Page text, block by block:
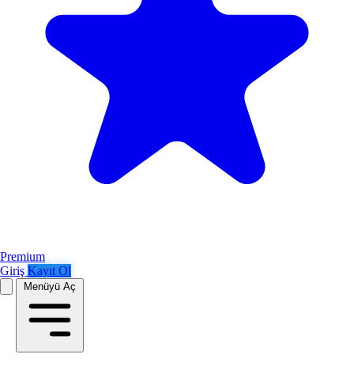
Premium
Giriş Kayıt Ol
Menüyü Aç